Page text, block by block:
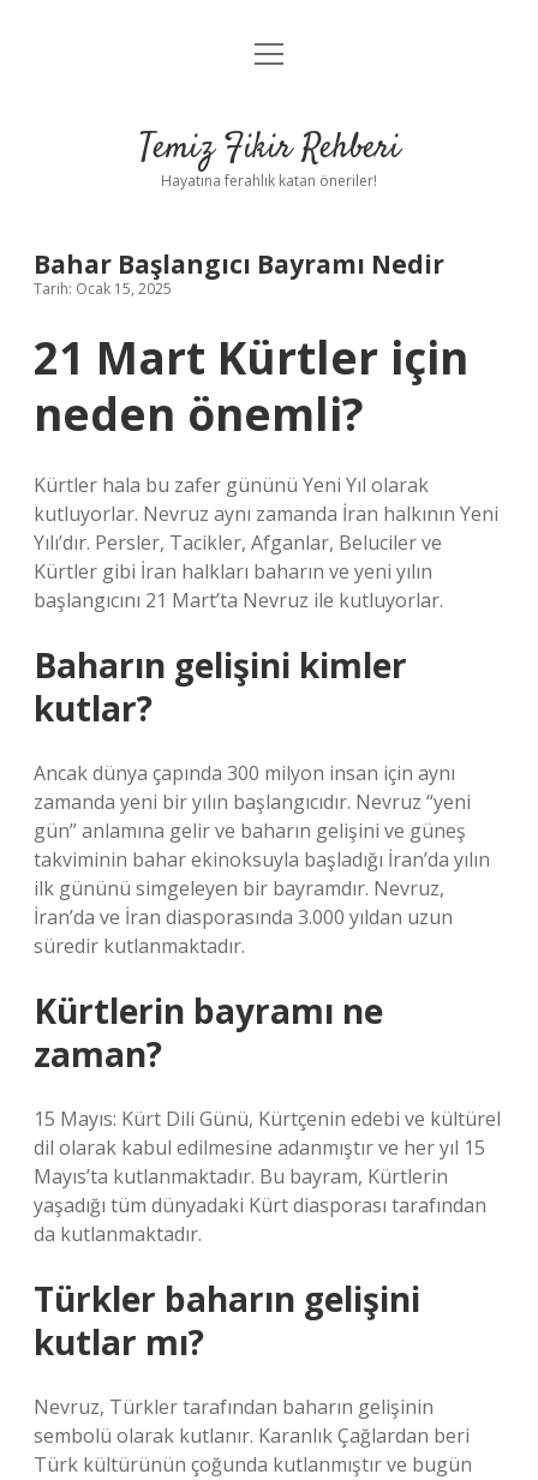
Anasayfa
Yasal Uyarı
menüyü
Temiz Fikir Rehberi
Hayatına ferahlık katan öneriler!
Bahar Başlangıcı Bayramı Nedir
Tarih: Ocak 15, 2025
21 Mart Kürtler için
neden önemli?
Kürtler hala bu zafer gününü Yeni Yıl olarak
kutluyorlar. Nevruz aynı zamanda İran halkının Yeni
Yılı’dır. Persler, Tacikler, Afganlar, Beluciler ve
Kürtler gibi İran halkları baharın ve yeni yılın
başlangıcını 21 Mart’ta Nevruz ile kutluyorlar.
Baharın gelişini kimler
kutlar?
Ancak dünya çapında 300 milyon insan için aynı
zamanda yeni bir yılın başlangıcıdır. Nevruz “yeni
gün” anlamına gelir ve baharın gelişini ve güneş
takviminin bahar ekinoksuyla başladığı İran’da yılın
ilk gününü simgeleyen bir bayramdır. Nevruz,
İran’da ve İran diasporasında 3.000 yıldan uzun
süredir kutlanmaktadır.
Kürtlerin bayramı ne
zaman?
15 Mayıs: Kürt Dili Günü, Kürtçenin edebi ve kültürel
dil olarak kabul edilmesine adanmıştır ve her yıl 15
Mayıs’ta kutlanmaktadır. Bu bayram, Kürtlerin
yaşadığı tüm dünyadaki Kürt diasporası tarafından
da kutlanmaktadır.
Türkler baharın gelişini
kutlar mı?
Nevruz, Türkler tarafından baharın gelişinin
sembolü olarak kutlanır. Karanlık Çağlardan beri
Türk kültürünün çoğunda kutlanmıştır ve bugün